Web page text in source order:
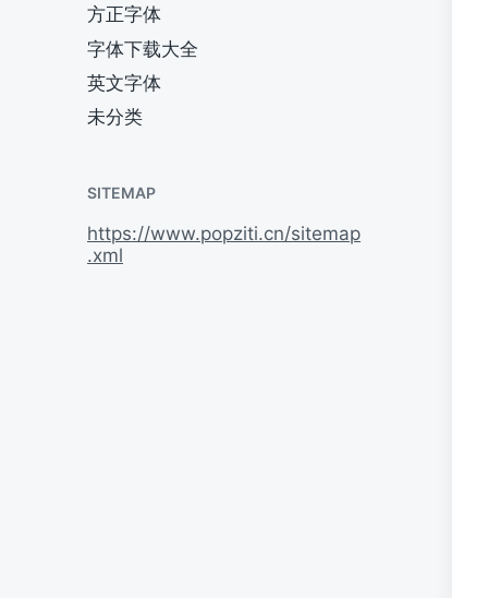
方正字体
字体下载大全
英文字体
未分类
SITEMAP
https://www.popziti.cn/sitemap
.xml